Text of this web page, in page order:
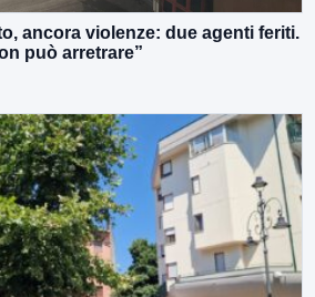
ancora violenze: due agenti feriti.
può arretrare”